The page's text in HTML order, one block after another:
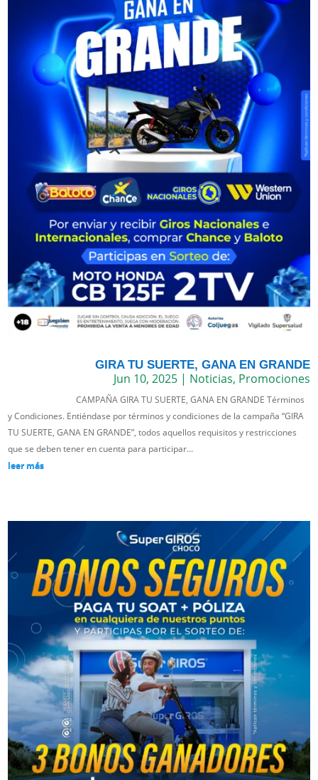
GIRA TU SUERTE, GANA EN GRANDE
Jun 10, 2025| Noticias, Promociones
CAMPAÑA GIRA TU SUERTE, GANA EN GRANDE Términos
y Condiciones. Entiéndase por términos y condiciones de la campaña “GIRA
TU SUERTE, GANA EN GRANDE”, todos aquellos requisitos y restricciones
que se deben tener en cuenta para participar...
leer más